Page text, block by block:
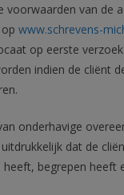
voorwaarden van de
www.schrevens-
op eerste
indien de cliënt
onderhavige
dat de
begrepen heeft